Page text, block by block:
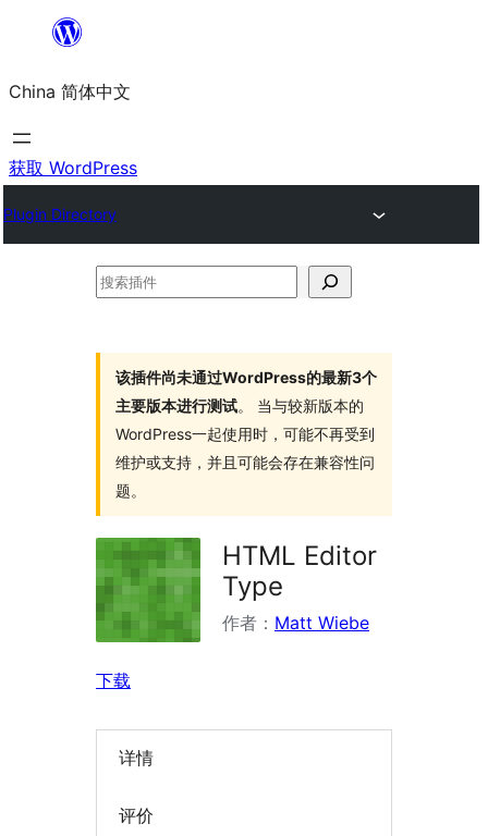
内
容
China 简体中文
获取 WordPress
Plugin Directory
搜
该插件尚未通过WordPress的最新3个
主要版本进行测试。 当与较新版本的
WordPress一起使用时，可能不再受到
维护或支持，并且可能会存在兼容性问
题。
HTML Editor
Type
作者： Matt Wiebe
下载
详情
评价